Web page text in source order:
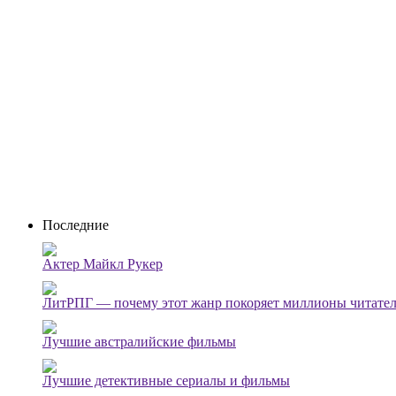
Последние
Актер Майкл Рукер
ЛитРПГ — почему этот жанр покоряет миллионы
Лучшие австралийские фильмы
Лучшие детективные сериалы и фильмы